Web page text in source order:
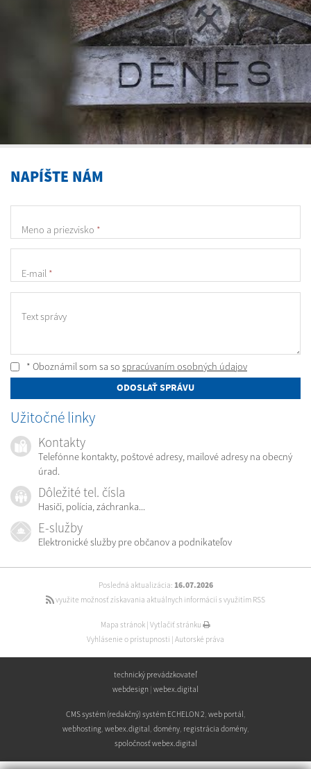
NAPÍŠTE NÁM
Meno a priezvisko *
E-mail *
Text správy
* Oboznámil som sa so spracúvaním osobných údajov
ODOSLAŤ SPRÁVU
Užitočné linky
Kontakty
Telefónne kontakty, poštové adresy, mailové adresy na obecný
úrad.
Dôležité tel. čísla
Hasiči, polícia, záchranka...
E-služby
Elektronické služby pre občanov a podnikateľov
Posledná aktualizácia: 16.07.2026
využite možnosť získavania aktuálnych informácií s využitím RSS
Mapa stránok Vytlačiť stránku
Vyhlásenie o prístupnosti Autorské práva
technický prevádzkovateľ
webdesign webex.digital
CMS systém (redakčný) systém ECHELON 2, web portál ,
webhosting, webex.digital , domény, registrácia domény,
spoločnosť webex.digital